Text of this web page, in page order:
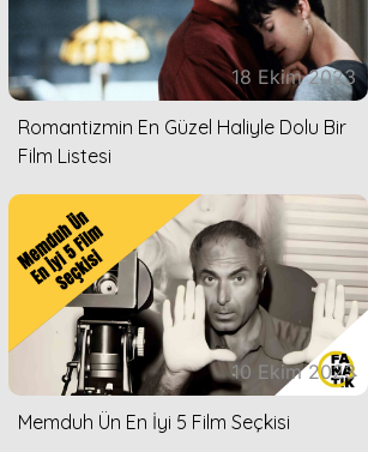
18 Ekim 2023
Romantizmin En Güzel Haliyle Dolu Bir
Film Listesi
10 Ekim 2023
Memduh Ün En İyi 5 Film Seçkisi